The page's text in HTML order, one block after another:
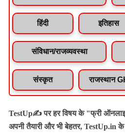
हिंदी इतिहास
संविधान/राजव्यवस्था
संस्कृत राजस्थान
TestUp✍️ पर हर विषय के "फ्री
अपनी तैयारी और भी बेहतर, TestUp.in